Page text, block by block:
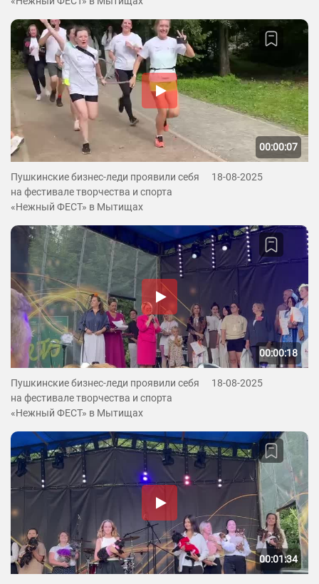
00:00:07
Пушкинские бизнес-леди проявили себя
на фестивале творчества и спорта
«Нежный ФЕСТ» в Мытищах
18-08-2025
00:00:18
Пушкинские бизнес-леди проявили себя
на фестивале творчества и спорта
«Нежный ФЕСТ» в Мытищах
18-08-2025
00:01:34